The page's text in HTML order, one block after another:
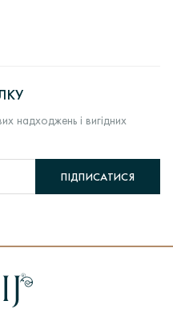
надходжень і вигідних
ПІДПИСАТИСЯ